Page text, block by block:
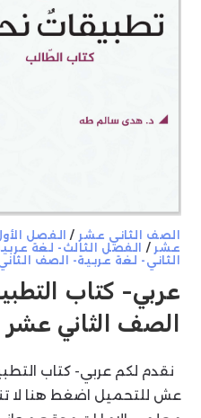
الصف الثاني عشر /
الفصل
عشر / الفصل الثالث- لغة
الثاني- لغة عربية- الصف
عربي- كتاب
الصف الثاني عشر
نقدم لكم عربي- كتاب
عش للتحميل اضغط هنا لا